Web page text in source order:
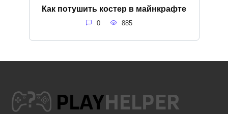
Как потушить костер в майнкрафте
0 885